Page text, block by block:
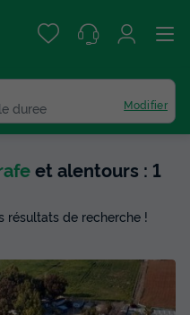
duree Modifier
et alentours : 1
résultats de recherche !